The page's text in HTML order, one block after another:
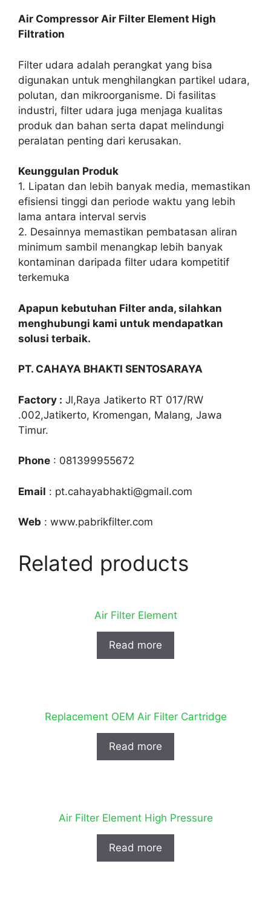
Air Compressor Air Filter Element High
Filtration
Filter udara adalah perangkat yang bisa
digunakan untuk menghilangkan partikel udara,
polutan, dan mikroorganisme. Di fasilitas
industri, filter udara juga menjaga kualitas
produk dan bahan serta dapat melindungi
peralatan penting dari kerusakan.
Keunggulan Produk
1. Lipatan dan lebih banyak media, memastikan
efisiensi tinggi dan periode waktu yang lebih
lama antara interval servis
2. Desainnya memastikan pembatasan aliran
minimum sambil menangkap lebih banyak
kontaminan daripada filter udara kompetitif
terkemuka
Apapun kebutuhan Filter anda, silahkan
menghubungi kami untuk mendapatkan
solusi terbaik.
PT. CAHAYA BHAKTI SENTOSARAYA
Factory : Jl,Raya Jatikerto RT 017/RW
.002,Jatikerto, Kromengan, Malang, Jawa
Timur.
Phone : 081399955672
Email : pt.cahayabhakti@gmail.com
Web : www.pabrikfilter.com
Related products
Air Filter Element
Read more
Replacement OEM Air Filter Cartridge
Read more
Air Filter Element High Pressure
Read more